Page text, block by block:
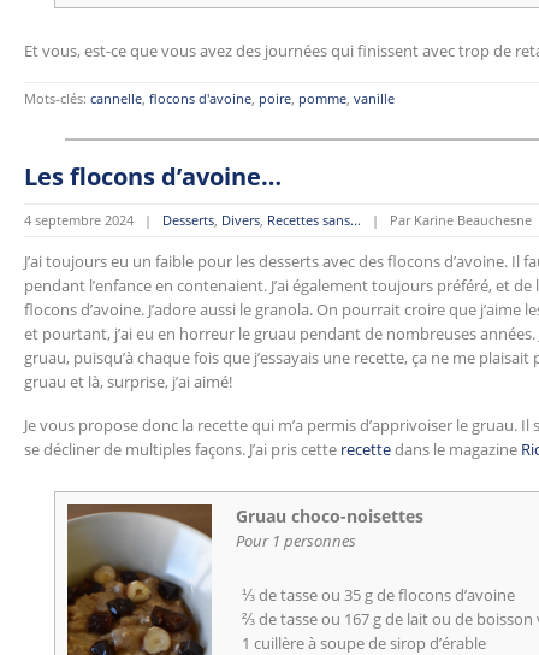
Et vous, est-ce que vous avez des journées qui finissent avec trop de
Mots-clés: cannelle, flocons d'avoine, poire, pomme, vanille
Les flocons d’avoine…
4 septembre 2024 | Desserts, Divers, Recettes sans... | Par Karine Beauchesne
J’ai toujours eu un faible pour les desserts avec des flocons d’avoine. Il
pendant l’enfance en contenaient. J’ai également toujours préféré, et
flocons d’avoine. J’adore aussi le granola. On pourrait croire que j’aime
et pourtant, j’ai eu en horreur le gruau pendant de nombreuses années.
gruau, puisqu’à chaque fois que j’essayais une recette, ça ne me
gruau et là, surprise, j’ai aimé!
Je vous propose donc la recette qui m’a permis d’apprivoiser le gruau.
se décliner de multiples façons. J’ai pris cette recettedans le magazine
Gruau choco-noisettes
Pour 1 personnes
⅓ de tasse ou 35 g de flocons d’avoine
⅔ de tasse ou 167 g de lait ou de boisson
1 cuillère à soupe de sirop d’érable